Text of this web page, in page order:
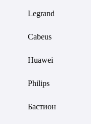
Legrand
Cabeus
Huawei
Philips
Бастион